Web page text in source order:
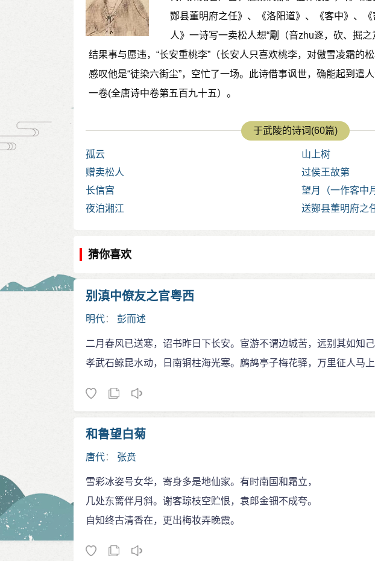
酂县董明府之任》、《洛阳道》、《客中》、
人》一诗写一卖松人想“劚（音zhu逐，砍、掘
结果事与愿违，“长安重桃李”（长安人只喜欢桃李，对傲雪凌霜的
感叹他是“徒染六街尘”，空忙了一场。此诗借事讽世，确能起到遣
一卷(全唐诗中卷第五百九十五）。
于武陵的诗词(60篇)
孤云
山上树
赠卖松人
过侯王故第
长信宫
望月（一作客中
夜泊湘江
送酂县董明府之
猜你喜欢
别滇中僚友之官粤西
明代： 彭而述
二月春风已送寒，诏书昨日下长安。宦游不谓边城苦，远别其如知己
孝武石鲸昆水动，日南铜柱海光寒。鹧鸪亭子梅花驿，万里征人马上
和鲁望白菊
唐代： 张贲
雪彩冰姿号女华，寄身多是地仙家。有时南国和霜立，
几处东篱伴月斜。谢客琼枝空贮恨，袁郎金钿不成夸。
自知终古清香在，更出梅妆弄晚霞。